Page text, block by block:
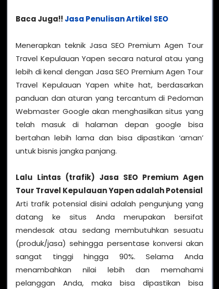
Baca Juga!! Jasa Penulisan Artikel SEO
Menerapkan teknik Jasa SEO Premium Agen Tour
Travel Kepulauan Yapen secara natural atau yang
lebih di kenal dengan Jasa SEO Premium Agen Tour
Travel Kepulauan Yapen white hat, berdasarkan
panduan dan aturan yang tercantum di Pedoman
Webmaster Google akan menghasilkan situs yang
telah masuk di halaman depan google bisa
bertahan lebih lama dan bisa dipastikan ‘aman’
untuk bisnis jangka panjang.
Lalu Lintas (trafik) Jasa SEO Premium Agen
Tour Travel Kepulauan Yapen adalah Potensial
Arti trafik potensial disini adalah pengunjung yang
datang ke situs Anda merupakan bersifat
mendesak atau sedang membutuhkan sesuatu
(produk/jasa) sehingga persentase konversi akan
sangat tinggi hingga 90%. Selama Anda
menambahkan nilai lebih dan memahami
pelanggan Anda, maka bisa dipastikan bisa